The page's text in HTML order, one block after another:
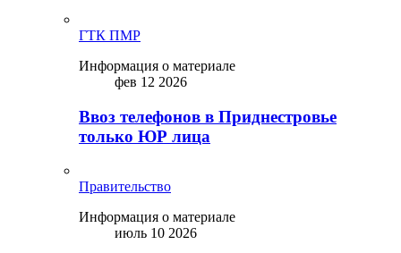
ГТК ПМР
Информация о материале
фев 12 2026
Ввоз телефонов в Приднестровье
только ЮР лица
Правительство
Информация о материале
июль 10 2026